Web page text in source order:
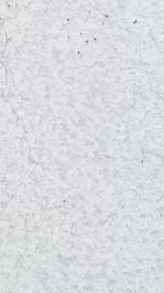
リ・スレート
クラックブロック